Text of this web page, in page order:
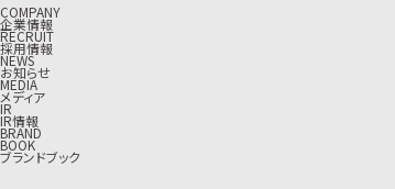
COMPANY
企業情報
RECRUIT
採用情報
NEWS
お知らせ
MEDIA
メディア
IR
IR情報
BRAND
BOOK
ブランドブック